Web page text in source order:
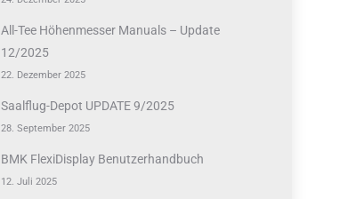
All-Tee Höhenmesser Manuals – Update
12/2025
22. Dezember 2025
Saalflug-Depot UPDATE 9/2025
28. September 2025
BMK FlexiDisplay Benutzerhandbuch
12. Juli 2025